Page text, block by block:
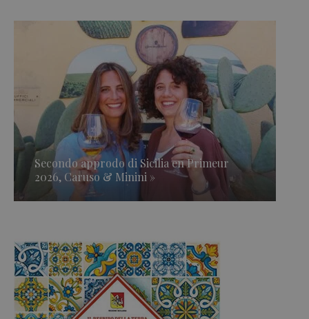
Secondo approdo di Sicilia en Primeur
2026, Caruso & Minini »